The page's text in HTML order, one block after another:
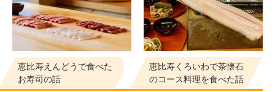
恵比寿えんどうで食べた
お寿司の話
恵比寿くろいわで茶懐石
のコース料理を食べた話